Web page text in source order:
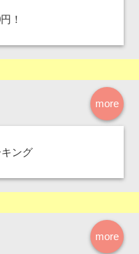
！
more
ング
more